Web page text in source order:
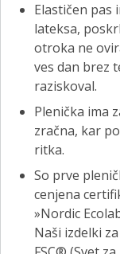
Elastičen pas
lateksa,
otroka ne
ves dan brez
raziskoval.
Plenička ima
zračna, kar
ritka.
So prve
cenjena
»Nordic
Naši izdelki